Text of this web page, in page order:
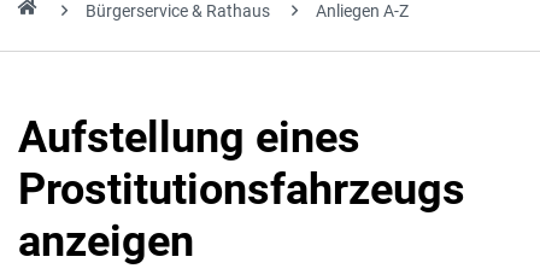
Bürgerservice & Rathaus Anliegen A-Z
Aufstellung eines
Prostitutionsfahrzeugs
anzeigen